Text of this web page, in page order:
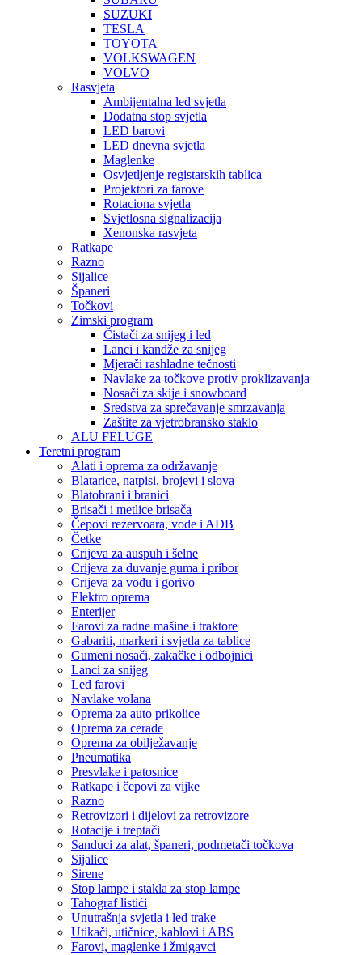
SUZUKI
TESLA
TOYOTA
VOLKSWAGEN
VOLVO
Rasvjeta
Ambijentalna led svjetla
Dodatna stop svjetla
LED barovi
LED dnevna svjetla
Maglenke
Osvjetljenje registarskih tablica
Projektori za farove
Rotaciona svjetla
Svjetlosna signalizacija
Xenonska rasvjeta
Ratkape
Razno
Sijalice
Španeri
Točkovi
Zimski program
Čistači za snijeg i led
Lanci i kandže za snijeg
Mjerači rashladne tečnosti
Navlake za točkove protiv proklizavanja
Nosači za skije i snowboard
Sredstva za sprečavanje smrzavanja
Zaštite za vjetrobransko staklo
ALU FELUGE
Teretni program
Alati i oprema za održavanje
Blatarice, natpisi, brojevi i slova
Blatobrani i branici
Brisači i metlice brisača
Čepovi rezervoara, vode i ADB
Četke
Crijeva za auspuh i šelne
Crijeva za duvanje guma i pribor
Crijeva za vodu i gorivo
Elektro oprema
Enterijer
Farovi za radne mašine i traktore
Gabariti, markeri i svjetla za tablice
Gumeni nosači, zakačke i odbojnici
Lanci za snijeg
Led farovi
Navlake volana
Oprema za auto prikolice
Oprema za cerade
Oprema za obilježavanje
Pneumatika
Presvlake i patosnice
Ratkape i čepovi za vijke
Razno
Retrovizori i dijelovi za retrovizore
Rotacije i treptači
Sanduci za alat, španeri, podmetači točkova
Sijalice
Sirene
Stop lampe i stakla za stop lampe
Tahograf listići
Unutrašnja svjetla i led trake
Utikači, utičnice, kablovi i ABS
Farovi, maglenke i žmigavci